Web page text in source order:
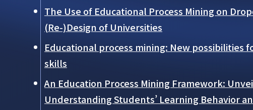
The Use of Educational Process Mining on
(Re-)Design of Universities
Educational process mining: New
skills
An Education Process Mining Framework:
Understanding Students’ Learning Behavior